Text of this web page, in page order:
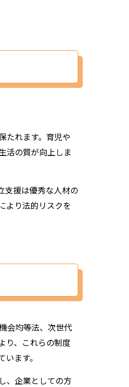
たれます。育児や
活の質が向上しま
支援は優秀な人材の
より法的リスクを
会均等法、次世代
り、これらの制度
ます。
、企業としての方